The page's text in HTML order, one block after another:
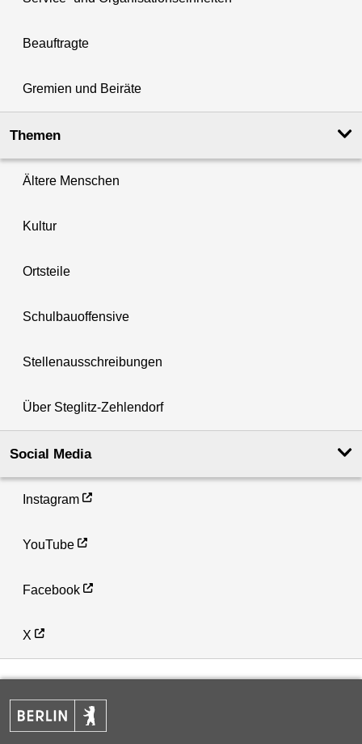
Beauftragte
Gremien und Beiräte
Themen
Ältere Menschen
Kultur
Ortsteile
Schulbauoffensive
Stellenausschreibungen
Über Steglitz-Zehlendorf
Social Media
Instagram
YouTube
Facebook
X